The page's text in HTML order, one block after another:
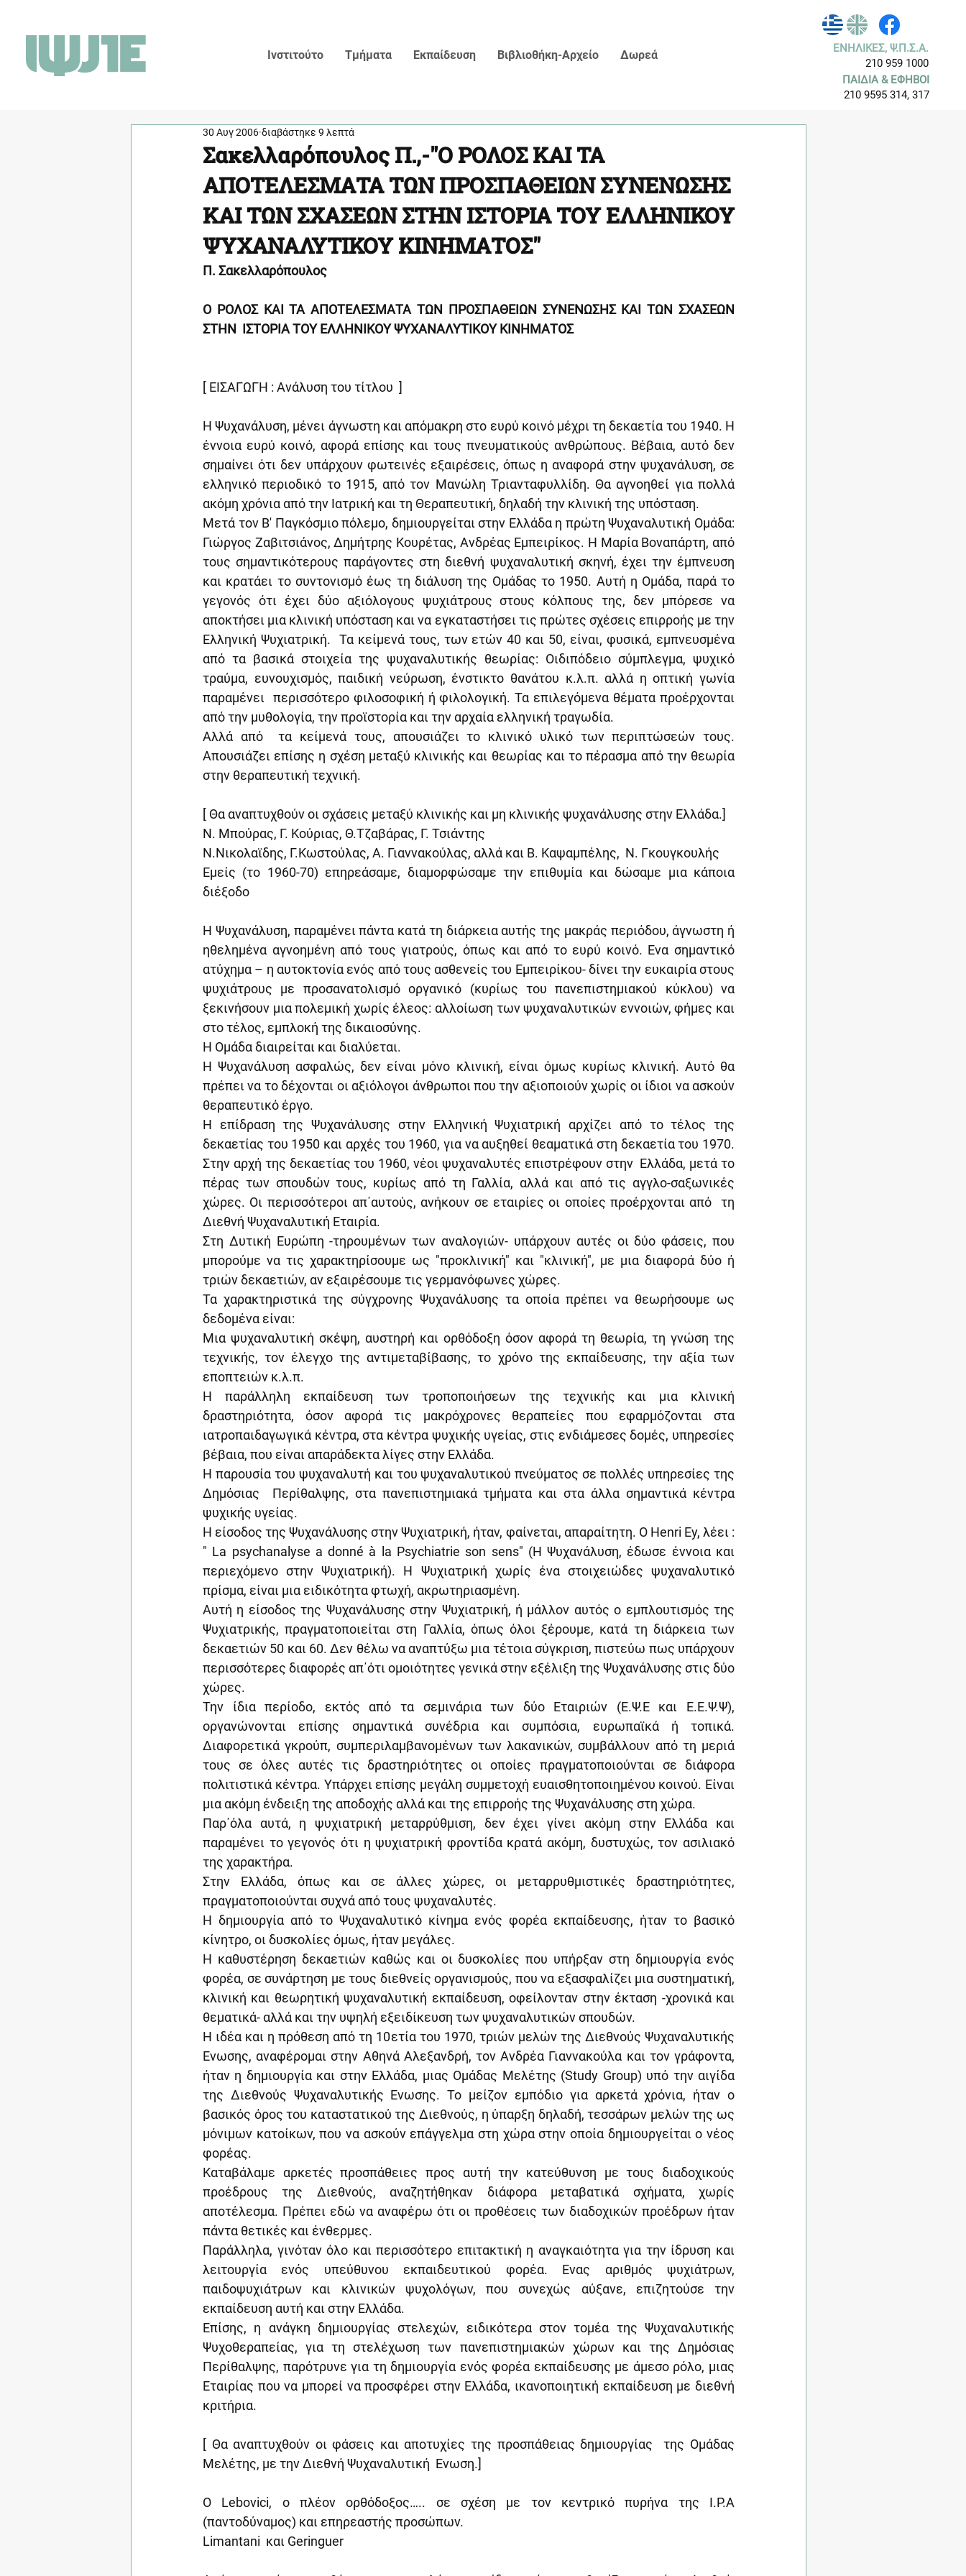
Ινστιτούτο Τμήματα Εκπαίδευση Βιβλιοθήκη-Αρχείο Δωρεά
ΕΝΗΛΙΚΕΣ, Ψ.Π.Σ.Α.
210 959 1000
ΠΑΙΔΙΑ & ΕΦΗΒΟΙ
210 9595 314, 317
Σακελλαρόπουλος Π.,-"Ο ΡΟΛΟΣ ΚΑΙ ΤΑ
ΑΠΟΤΕΛΕΣΜΑΤΑ ΤΩΝ ΠΡΟΣΠΑΘΕΙΩΝ ΣΥΝΕΝΩΣΗΣ
ΚΑΙ ΤΩΝ ΣΧΑΣΕΩΝ ΣΤΗΝ ΙΣΤΟΡΙΑ ΤΟΥ ΕΛΛΗΝΙΚΟΥ
ΨΥΧΑΝΑΛΥΤΙΚΟΥ ΚΙΝΗΜΑΤΟΣ"
30 Αυγ 2006 διαβάστηκε 9 λεπτά
Π. Σακελλαρόπουλος
Ο ΡΟΛΟΣ ΚΑΙ ΤΑ ΑΠΟΤΕΛΕΣΜΑΤΑ ΤΩΝ ΠΡΟΣΠΑΘΕΙΩΝ ΣΥΝΕΝΩΣΗΣ ΚΑΙ ΤΩΝ ΣΧΑΣΕΩΝ
ΣΤΗΝ  ΙΣΤΟΡΙΑ ΤΟΥ ΕΛΛΗΝΙΚΟΥ ΨΥΧΑΝΑΛΥΤΙΚΟΥ ΚΙΝΗΜΑΤΟΣ
[ ΕΙΣΑΓΩΓΗ : Ανάλυση του τίτλου  ]
H Ψυχανάλυση, μένει άγνωστη και απόμακρη στο ευρύ κοινό μέχρι τη δεκαετία του 1940. Η
έννοια ευρύ κοινό, αφορά επίσης και τους πνευματικούς ανθρώπους. Βέβαια, αυτό δεν
σημαίνει ότι δεν υπάρχουν φωτεινές εξαιρέσεις, όπως η αναφορά στην ψυχανάλυση, σε
ελληνικό περιοδικό το 1915, από τον Μανώλη Τριανταφυλλίδη. Θα αγνοηθεί για πολλά
ακόμη χρόνια από την Ιατρική και τη Θεραπευτική, δηλαδή την κλινική της υπόσταση.
Μετά τον Β' Παγκόσμιο πόλεμο, δημιουργείται στην Ελλάδα η πρώτη Ψυχαναλυτική Ομάδα:
Γιώργος Ζαβιτσιάνος, Δημήτρης Κουρέτας, Ανδρέας Εμπειρίκος. Η Μαρία Βοναπάρτη, από
τους σημαντικότερους παράγοντες στη διεθνή ψυχαναλυτική σκηνή, έχει την έμπνευση
και κρατάει το συντονισμό έως τη διάλυση της Ομάδας το 1950. Αυτή η Ομάδα, παρά το
γεγονός ότι έχει δύο αξιόλογους ψυχιάτρους στους κόλπους της, δεν μπόρεσε να
αποκτήσει μια κλινική υπόσταση και να εγκαταστήσει τις πρώτες σχέσεις επιρροής με την
Ελληνική Ψυχιατρική.  Τα κείμενά τους, των ετών 40 και 50, είναι, φυσικά, εμπνευσμένα
από τα βασικά στοιχεία της ψυχαναλυτικής θεωρίας: Οιδιπόδειο σύμπλεγμα, ψυχικό
τραύμα, ευνουχισμός, παιδική νεύρωση, ένστικτο θανάτου κ.λ.π. αλλά η οπτική γωνία
παραμένει  περισσότερο φιλοσοφική ή φιλολογική. Τα επιλεγόμενα θέματα προέρχονται
από την μυθολογία, την προϊστορία και την αρχαία ελληνική τραγωδία.
Αλλά από  τα κείμενά τους, απουσιάζει το κλινικό υλικό των περιπτώσεών τους.
Απουσιάζει επίσης η σχέση μεταξύ κλινικής και θεωρίας και το πέρασμα από την θεωρία
στην θεραπευτική τεχνική.
[ Θα αναπτυχθούν οι σχάσεις μεταξύ κλινικής και μη κλινικής ψυχανάλυσης στην Ελλάδα.]
Ν. Μπούρας, Γ. Κούριας, Θ.Τζαβάρας, Γ. Τσιάντης
Ν.Νικολαϊδης, Γ.Κωστούλας, Α. Γιαννακούλας, αλλά και Β. Καψαμπέλης,  Ν. Γκουγκουλής
Εμείς (το 1960-70) επηρεάσαμε, διαμορφώσαμε την επιθυμία και δώσαμε μια κάποια
διέξοδο
Η Ψυχανάλυση, παραμένει πάντα κατά τη διάρκεια αυτής της μακράς περιόδου, άγνωστη ή
ηθελημένα αγνοημένη από τους γιατρούς, όπως και από το ευρύ κοινό. Ενα σημαντικό
ατύχημα – η αυτοκτονία ενός από τους ασθενείς του Εμπειρίκου- δίνει την ευκαιρία στους
ψυχιάτρους με προσανατολισμό οργανικό (κυρίως του πανεπιστημιακού κύκλου) να
ξεκινήσουν μια πολεμική χωρίς έλεος: αλλοίωση των ψυχαναλυτικών εννοιών, φήμες και
στο τέλος, εμπλοκή της δικαιοσύνης.
Η Ομάδα διαιρείται και διαλύεται.
Η Ψυχανάλυση ασφαλώς, δεν είναι μόνο κλινική, είναι όμως κυρίως κλινική. Αυτό θα
πρέπει να το δέχονται οι αξιόλογοι άνθρωποι που την αξιοποιούν χωρίς οι ίδιοι να ασκούν
θεραπευτικό έργο.
Η επίδραση της Ψυχανάλυσης στην Ελληνική Ψυχιατρική αρχίζει από το τέλος της
δεκαετίας του 1950 και αρχές του 1960, για να αυξηθεί θεαματικά στη δεκαετία του 1970.
Στην αρχή της δεκαετίας του 1960, νέοι ψυχαναλυτές επιστρέφουν στην  Ελλάδα, μετά το
πέρας των σπουδών τους, κυρίως από τη Γαλλία, αλλά και από τις αγγλο-σαξωνικές
χώρες. Οι περισσότεροι απ΄αυτούς, ανήκουν σε εταιρίες οι οποίες προέρχονται από  τη
Διεθνή Ψυχαναλυτική Εταιρία.
Στη Δυτική Ευρώπη -τηρουμένων των αναλογιών- υπάρχουν αυτές οι δύο φάσεις, που
μπορούμε να τις χαρακτηρίσουμε ως "προκλινική" και "κλινική", με μια διαφορά δύο ή
τριών δεκαετιών, αν εξαιρέσουμε τις γερμανόφωνες χώρες.
Τα χαρακτηριστικά της σύγχρονης Ψυχανάλυσης τα οποία πρέπει να θεωρήσουμε ως
δεδομένα είναι:
Μια ψυχαναλυτική σκέψη, αυστηρή και ορθόδοξη όσον αφορά τη θεωρία, τη γνώση της
τεχνικής, τον έλεγχο της αντιμεταβίβασης, το χρόνο της εκπαίδευσης, την αξία των
εποπτειών κ.λ.π.
Η παράλληλη εκπαίδευση των τροποποιήσεων της τεχνικής και μια κλινική
δραστηριότητα, όσον αφορά τις μακρόχρονες θεραπείες που εφαρμόζονται στα
ιατροπαιδαγωγικά κέντρα, στα κέντρα ψυχικής υγείας, στις ενδιάμεσες δομές, υπηρεσίες
βέβαια, που είναι απαράδεκτα λίγες στην Ελλάδα.
Η παρουσία του ψυχαναλυτή και του ψυχαναλυτικού πνεύματος σε πολλές υπηρεσίες της
Δημόσιας  Περίθαλψης, στα πανεπιστημιακά τμήματα και στα άλλα σημαντικά κέντρα
ψυχικής υγείας.
Η είσοδος της Ψυχανάλυσης στην Ψυχιατρική, ήταν, φαίνεται, απαραίτητη. Ο Henri Ey, λέει :
" La psychanalyse a donné à la Psychiatrie son sens" (Η Ψυχανάλυση, έδωσε έννοια και
περιεχόμενο στην Ψυχιατρική). Η Ψυχιατρική χωρίς ένα στοιχειώδες ψυχαναλυτικό
πρίσμα, είναι μια ειδικότητα φτωχή, ακρωτηριασμένη.
Αυτή η είσοδος της Ψυχανάλυσης στην Ψυχιατρική, ή μάλλον αυτός ο εμπλουτισμός της
Ψυχιατρικής, πραγματοποιείται στη Γαλλία, όπως όλοι ξέρουμε, κατά τη διάρκεια των
δεκαετιών 50 και 60. Δεν θέλω να αναπτύξω μια τέτοια σύγκριση, πιστεύω πως υπάρχουν
περισσότερες διαφορές απ΄ότι ομοιότητες γενικά στην εξέλιξη της Ψυχανάλυσης στις δύο
χώρες.
Την ίδια περίοδο, εκτός από τα σεμινάρια των δύο Εταιριών (Ε.Ψ.Ε και Ε.Ε.Ψ.Ψ),
οργανώνονται επίσης σημαντικά συνέδρια και συμπόσια, ευρωπαϊκά ή τοπικά.
Διαφορετικά γκρούπ, συμπεριλαμβανομένων των λακανικών, συμβάλλουν από τη μεριά
τους σε όλες αυτές τις δραστηριότητες οι οποίες πραγματοποιούνται σε διάφορα
πολιτιστικά κέντρα. Υπάρχει επίσης μεγάλη συμμετοχή ευαισθητοποιημένου κοινού. Είναι
μια ακόμη ένδειξη της αποδοχής αλλά και της επιρροής της Ψυχανάλυσης στη χώρα.
Παρ΄όλα αυτά, η ψυχιατρική μεταρρύθμιση, δεν έχει γίνει ακόμη στην Ελλάδα και
παραμένει το γεγονός ότι η ψυχιατρική φροντίδα κρατά ακόμη, δυστυχώς, τον ασιλιακό
της χαρακτήρα.
Στην Ελλάδα, όπως και σε άλλες χώρες, οι μεταρρυθμιστικές δραστηριότητες,
πραγματοποιούνται συχνά από τους ψυχαναλυτές.
Η δημιουργία από το Ψυχαναλυτικό κίνημα ενός φορέα εκπαίδευσης, ήταν το βασικό
κίνητρο, οι δυσκολίες όμως, ήταν μεγάλες.
Η καθυστέρηση δεκαετιών καθώς και οι δυσκολίες που υπήρξαν στη δημιουργία ενός
φορέα, σε συνάρτηση με τους διεθνείς οργανισμούς, που να εξασφαλίζει μια συστηματική,
κλινική και θεωρητική ψυχαναλυτική εκπαίδευση, οφείλονταν στην έκταση -χρονικά και
θεματικά- αλλά και την υψηλή εξειδίκευση των ψυχαναλυτικών σπουδών.
Η ιδέα και η πρόθεση από τη 10ετία του 1970, τριών μελών της Διεθνούς Ψυχαναλυτικής
Ενωσης, αναφέρομαι στην Αθηνά Αλεξανδρή, τον Ανδρέα Γιαννακούλα και τον γράφοντα,
ήταν η δημιουργία και στην Ελλάδα, μιας Ομάδας Μελέτης (Study Group) υπό την αιγίδα
της Διεθνούς Ψυχαναλυτικής Ενωσης. Το μείζον εμπόδιο για αρκετά χρόνια, ήταν ο
βασικός όρος του καταστατικού της Διεθνούς, η ύπαρξη δηλαδή, τεσσάρων μελών της ως
μόνιμων κατοίκων, που να ασκούν επάγγελμα στη χώρα στην οποία δημιουργείται ο νέος
φορέας.
Καταβάλαμε αρκετές προσπάθειες προς αυτή την κατεύθυνση με τους διαδοχικούς
προέδρους της Διεθνούς, αναζητήθηκαν διάφορα μεταβατικά σχήματα, χωρίς
αποτέλεσμα. Πρέπει εδώ να αναφέρω ότι οι προθέσεις των διαδοχικών προέδρων ήταν
πάντα θετικές και ένθερμες.
Παράλληλα, γινόταν όλο και περισσότερο επιτακτική η αναγκαιότητα για την ίδρυση και
λειτουργία ενός υπεύθυνου εκπαιδευτικού φορέα. Ενας αριθμός ψυχιάτρων,
παιδοψυχιάτρων και κλινικών ψυχολόγων, που συνεχώς αύξανε, επιζητούσε την
εκπαίδευση αυτή και στην Ελλάδα.
Επίσης, η ανάγκη δημιουργίας στελεχών, ειδικότερα στον τομέα της Ψυχαναλυτικής
Ψυχοθεραπείας, για τη στελέχωση των πανεπιστημιακών χώρων και της Δημόσιας
Περίθαλψης, παρότρυνε για τη δημιουργία ενός φορέα εκπαίδευσης με άμεσο ρόλο, μιας
Εταιρίας που να μπορεί να προσφέρει στην Ελλάδα, ικανοποιητική εκπαίδευση με διεθνή
κριτήρια.
[ Θα αναπτυχθούν οι φάσεις και αποτυχίες της προσπάθειας δημιουργίας  της Ομάδας
Μελέτης, με την Διεθνή Ψυχαναλυτική  Ενωση.]
O Lebovici, ο πλέον ορθόδοξος….. σε σχέση με τον κεντρικό πυρήνα της I.P.A
(παντοδύναμος) και επηρεαστής προσώπων.
Limantani  και Geringuer